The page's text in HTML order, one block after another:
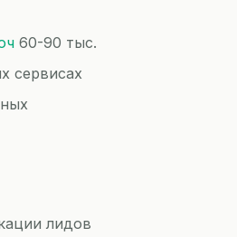
60-90 тыс.
сервисах
лидов